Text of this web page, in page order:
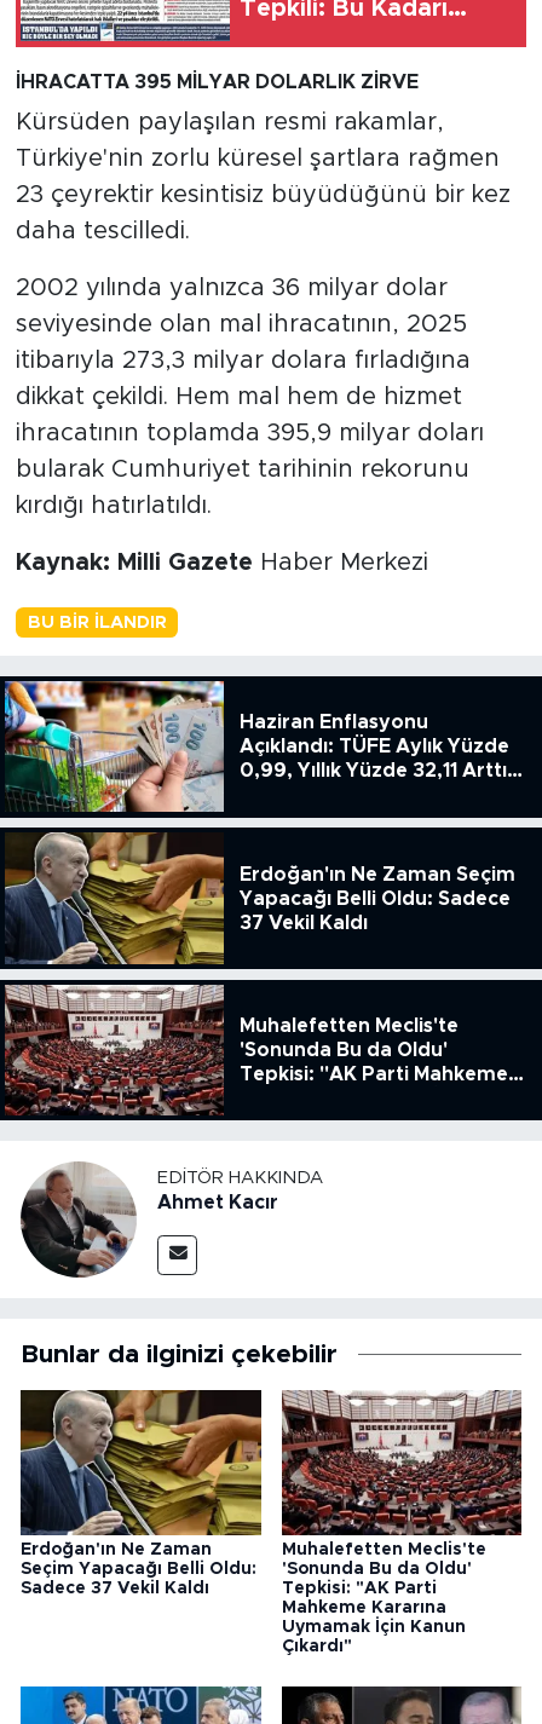
Tepkili: Bu Kadarı
Zirvesi Öncesi Şehirde
Durduruldu
İHRACATTA 395 MİLYAR DOLARLIK ZİRVE
Kürsüden paylaşılan resmi rakamlar,
Türkiye'nin zorlu küresel şartlara rağmen
23 çeyrektir kesintisiz büyüdüğünü bir kez
daha tescilledi.
2002 yılında yalnızca 36 milyar dolar
seviyesinde olan mal ihracatının, 2025
itibarıyla 273,3 milyar dolara fırladığına
dikkat çekildi. Hem mal hem de hizmet
ihracatının toplamda 395,9 milyar doları
bularak Cumhuriyet tarihinin rekorunu
kırdığı hatırlatıldı.
Kaynak: Milli Gazete Haber Merkezi
BU BIR İLANDIR
Haziran Enflasyonu
Açıklandı: TÜFE Aylık Yüzde
0,99, Yıllık Yüzde 32,11 Arttı,
51.49
Erdoğan'ın Ne Zaman Seçim
Yapacağı Belli Oldu: Sadece
37 Vekil Kaldı
Muhalefetten Meclis'te
'Sonunda Bu da Oldu'
Tepkisi: "AK Parti Mahkeme
Kanun Çıkardı"
EDITÖR HAKKINDA
Ahmet Kacır
Bunlar da ilginizi çekebilir
Erdoğan'ın Ne Zaman
Seçim Yapacağı Belli Oldu:
Sadece 37 Vekil Kaldı
Muhalefetten Meclis'te
'Sonunda Bu da Oldu'
Tepkisi: "AK Parti
Mahkeme Kararına
Uymamak İçin Kanun
Çıkardı"